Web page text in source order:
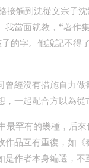
接觸到沈從文宗子
我當面就教，“著作
的字。他說記不得
曾經沒有措施自力
一起配合方以為從
最罕有的幾種，后
作品互有重復，如
是作者本身編選，